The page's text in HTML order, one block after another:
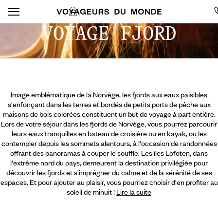
VOYAGE FJORD
Image emblématique de la Norvège, les fjords aux eaux paisibles
s'enfonçant dans les terres et bordés de petits ports de pêche aux
maisons de bois colorées constituent un but de voyage à part entière.
Lors de votre séjour dans les fjords de Norvège, vous pourrez parcourir
leurs eaux tranquilles en bateau de croisière ou en kayak, ou les
contempler depuis les sommets alentours, à l'occasion de randonnées
offrant des panoramas à couper le souffle. Les îles Lofoten, dans
l'extrême nord du pays, demeurent la destination privilégiée pour
découvrir les fjords et s'imprégner du calme et de la sérénité de ses
espaces. Et pour ajouter au plaisir, vous pourriez choisir d'en profiter au
soleil de minuit ! Lire la suite